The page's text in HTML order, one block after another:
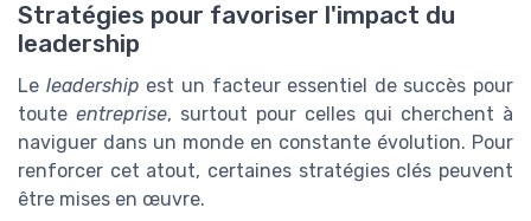
Stratégies pour favoriser l'impact du
leadership
Le leadership est un facteur essentiel de succès pour
toute entreprise, surtout pour celles qui cherchent à
naviguer dans un monde en constante évolution. Pour
renforcer cet atout, certaines stratégies clés peuvent
être mises en œuvre.